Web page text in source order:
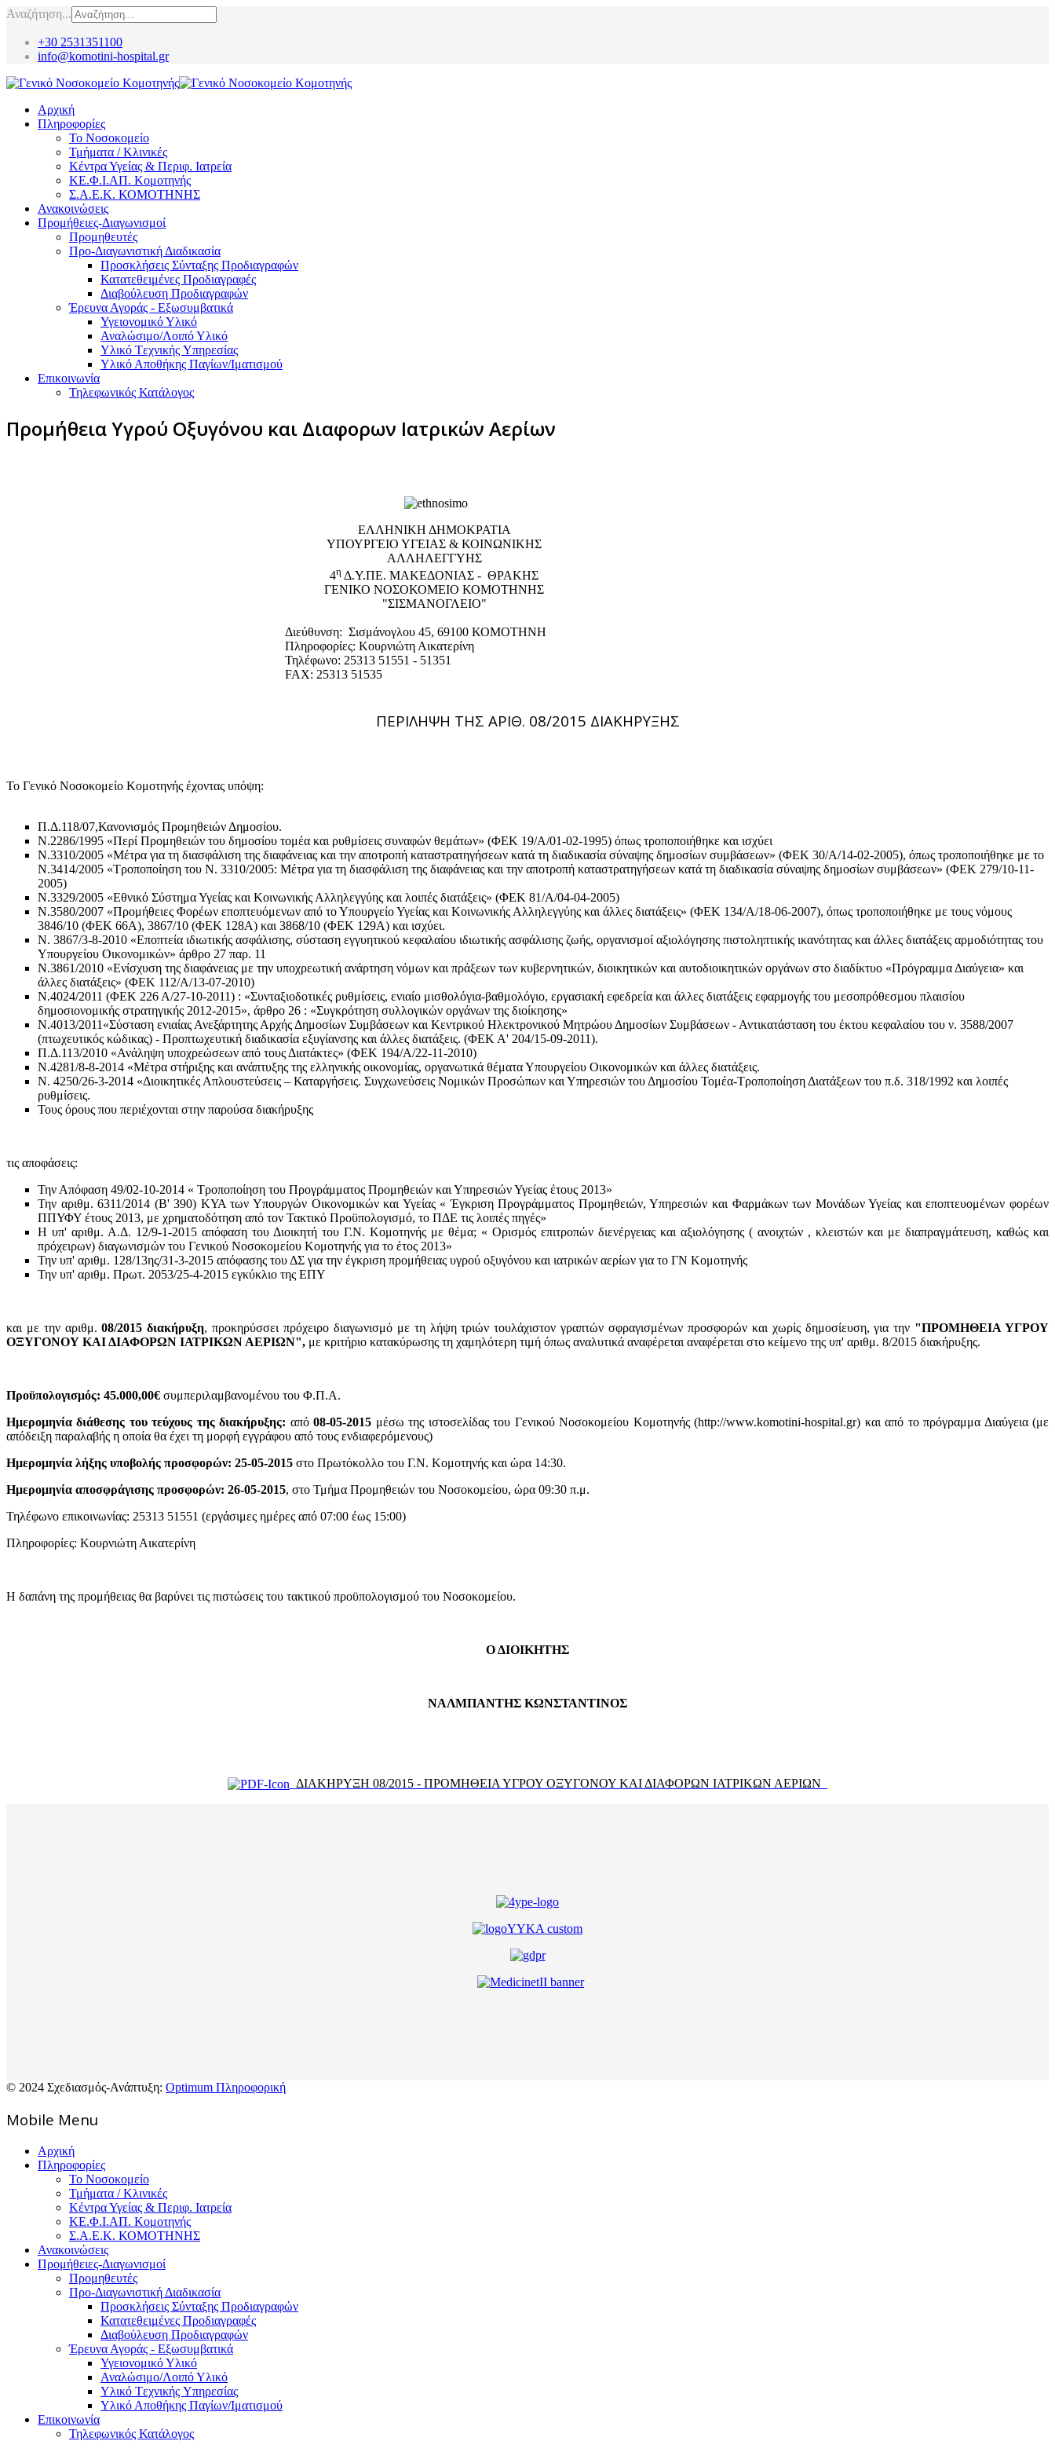
Αναζήτηση...
+30 2531351100
info@komotini-hospital.gr
Αρχική
Πληροφορίες
Το Νοσοκομείο
Τμήματα / Κλινικές
Κέντρα Υγείας & Περιφ. Ιατρεία
ΚΕ.Φ.Ι.ΑΠ. Κομοτηνής
Σ.Α.Ε.Κ. ΚΟΜΟΤΗΝΗΣ
Ανακοινώσεις
Προμήθειες-Διαγωνισμοί
Προμηθευτές
Προ-Διαγωνιστική Διαδικασία
Προσκλήσεις Σύνταξης Προδιαγραφών
Κατατεθειμένες Προδιαγραφές
Διαβούλευση Προδιαγραφών
Έρευνα Αγοράς - Εξωσυμβατικά
Υγειονομικό Υλικό
Αναλώσιμο/Λοιπό Υλικό
Υλικό Tεχνικής Yπηρεσίας
Υλικό Αποθήκης Παγίων/Ιματισμού
Επικοινωνία
Τηλεφωνικός Κατάλογος
Προμήθεια Υγρού Οξυγόνου και Διαφορων Ιατρικών Αερίων
EΛΛΗΝΙΚΗ ΔΗΜΟΚΡΑΤΙΑ
ΥΠΟΥΡΓΕΙΟ ΥΓΕΙΑΣ & ΚΟΙΝΩΝΙΚΗΣ
ΑΛΛΗΛΕΓΓΥΗΣ
4η Δ.Υ.ΠΕ. ΜΑΚΕΔΟΝΙΑΣ - ΘΡΑΚΗΣ
ΓΕΝΙΚΟ NΟΣΟΚΟΜΕΙΟ ΚΟΜΟΤΗΝΗΣ
"ΣΙΣΜΑΝΟΓΛΕΙΟ"
Διεύθυνση: Σισμάνογλου 45, 69100 ΚΟΜΟΤΗΝΗ
Πληροφορίες: Κουρνιώτη Αικατερίνη
Τηλέφωνο: 25313 51551 - 51351
FAX: 25313 51535
ΠΕΡΙΛΗΨΗ ΤΗΣ ΑΡΙΘ. 08/2015 ΔΙΑΚΗΡΥΞΗΣ
Το Γενικό Νοσοκομείο Κομοτηνής έχοντας υπόψη:
Π.Δ.118/07,Κανονισμός Προμηθειών Δημοσίου.
Ν.2286/1995 «Περί Προμηθειών του δημοσίου τομέα και ρυθμίσεις συναφών θεμάτων» (ΦΕΚ 19/Α/01-02-1995) όπως τροποποιήθηκε και ισχύει
Ν.3310/2005 «Μέτρα για τη διασφάλιση της διαφάνειας και την αποτροπή καταστρατηγήσεων κατά τη διαδικασία σύναψης δημοσίων συμβάσεων» (ΦΕΚ 30/Α/14-02-2005), όπως τροποποιήθηκε με το
Ν.3414/2005 «Τροποποίηση του Ν. 3310/2005: Μέτρα για τη διασφάλιση της διαφάνειας και την αποτροπή καταστρατηγήσεων κατά τη διαδικασία σύναψης δημοσίων συμβάσεων» (ΦΕΚ 279/10-11-
2005)
Ν.3329/2005 «Εθνικό Σύστημα Υγείας και Κοινωνικής Αλληλεγγύης και λοιπές διατάξεις» (ΦΕΚ 81/Α/04-04-2005)
Ν.3580/2007 «Προμήθειες Φορέων εποπτευόμενων από το Υπουργείο Υγείας και Κοινωνικής Αλληλεγγύης και άλλες διατάξεις» (ΦΕΚ 134/Α/18-06-2007), όπως τροποποιήθηκε με τους νόμους
3846/10 (ΦΕΚ 66Α), 3867/10 (ΦΕΚ 128Α) και 3868/10 (ΦΕΚ 129Α) και ισχύει.
Ν. 3867/3-8-2010 «Εποπτεία ιδιωτικής ασφάλισης, σύσταση εγγυητικού κεφαλαίου ιδιωτικής ασφάλισης ζωής, οργανισμοί αξιολόγησης πιστοληπτικής ικανότητας και άλλες διατάξεις αρμοδιότητας του
Υπουργείου Οικονομικών» άρθρο 27 παρ. 11
Ν.3861/2010 «Ενίσχυση της διαφάνειας με την υποχρεωτική ανάρτηση νόμων και πράξεων των κυβερνητικών, διοικητικών και αυτοδιοικητικών οργάνων στο διαδίκτυο «Πρόγραμμα Διαύγεια» και
άλλες διατάξεις» (ΦΕΚ 112/Α/13-07-2010)
Ν.4024/2011 (ΦΕΚ 226 Α/27-10-2011) : «Συνταξιοδοτικές ρυθμίσεις, ενιαίο μισθολόγια-βαθμολόγιο, εργασιακή εφεδρεία και άλλες διατάξεις εφαρμογής του μεσοπρόθεσμου πλαισίου
δημοσιονομικής στρατηγικής 2012-2015», άρθρο 26 : «Συγκρότηση συλλογικών οργάνων της διοίκησης»
Ν.4013/2011«Σύσταση ενιαίας Ανεξάρτητης Αρχής Δημοσίων Συμβάσεων και Κεντρικού Ηλεκτρονικού Μητρώου Δημοσίων Συμβάσεων - Αντικατάσταση του έκτου κεφαλαίου του ν. 3588/2007
(πτωχευτικός κώδικας) - Προπτωχευτική διαδικασία εξυγίανσης και άλλες διατάξεις. (ΦΕΚ Α' 204/15-09-2011).
Π.Δ.113/2010 «Ανάληψη υποχρεώσεων από τους Διατάκτες» (ΦΕΚ 194/Α/22-11-2010)
Ν.4281/8-8-2014 «Μέτρα στήριξης και ανάπτυξης της ελληνικής οικονομίας, οργανωτικά θέματα Υπουργείου Οικονομικών και άλλες διατάξεις.
Ν. 4250/26-3-2014 «Διοικητικές Απλουστεύσεις – Καταργήσεις. Συγχωνεύσεις Νομικών Προσώπων και Υπηρεσιών του Δημοσίου Τομέα-Τροποποίηση Διατάξεων του π.δ. 318/1992 και λοιπές
ρυθμίσεις.
Τους όρους που περιέχονται στην παρούσα διακήρυξης
τις αποφάσεις:
Την Απόφαση 49/02-10-2014 « Τροποποίηση του Προγράμματος Προμηθειών και Υπηρεσιών Υγείας έτους 2013»
Την αριθμ. 6311/2014 (Β' 390) ΚΥΑ των Υπουργών Οικονομικών και Υγείας « Έγκριση Προγράμματος Προμηθειών, Υπηρεσιών και Φαρμάκων των Μονάδων Υγείας και εποπτευομένων φορέων
ΠΠΥΦΥ έτους 2013, με χρηματοδότηση από τον Τακτικό Προϋπολογισμό, το ΠΔΕ τις λοιπές πηγές»
Η υπ' αριθμ. Α.Δ. 12/9-1-2015 απόφαση του Διοικητή του Γ.Ν. Κομοτηνής με θέμα; « Ορισμός επιτροπών διενέργειας και αξιολόγησης ( ανοιχτών , κλειστών και με διαπραγμάτευση, καθώς και
πρόχειρων) διαγωνισμών του Γενικού Νοσοκομείου Κομοτηνής για το έτος 2013»
Την υπ' αριθμ. 128/13ης/31-3-2015 απόφασης του ΔΣ για την έγκριση προμήθειας υγρού οξυγόνου και ιατρικών αερίων για το ΓΝ Κομοτηνής
Την υπ' αριθμ. Πρωτ. 2053/25-4-2015 εγκύκλιο της ΕΠΥ
και με την αριθμ.08/2015 διακήρυξη, προκηρύσσει πρόχειρο διαγωνισμό με τη λήψη τριών τουλάχιστον γραπτών σφραγισμένων προσφορών και χωρίς δημοσίευση, για την "ΠΡΟΜΗΘΕΙΑ ΥΓΡΟΥ
ΟΞΥΓΟΝΟΥ ΚΑΙ ΔΙΑΦΟΡΩΝ ΙΑΤΡΙΚΩΝ ΑΕΡΙΩΝ", με κριτήριο κατακύρωσης τη χαμηλότερη τιμή όπως αναλυτικά αναφέρεται αναφέρεται στο κείμενο της υπ' αριθμ. 8/2015 διακήρυξης.
Προϋπολογισμός: 45.000,00€ συμπεριλαμβανομένου του Φ.Π.Α.
Ημερομηνία διάθεσης του τεύχους της διακήρυξης: από08-05-2015 μέσω της ιστοσελίδας του Γενικού Νοσοκομείου Κομοτηνής (http://www.komotini-hospital.gr) και από το πρόγραμμα Διαύγεια (με
απόδειξη παραλαβής η οποία θα έχει τη μορφή εγγράφου από τους ενδιαφερόμενους)
Ημερομηνία λήξης υποβολής προσφορών: 25-05-2015 στο Πρωτόκολλο του Γ.Ν. Κομοτηνής και ώρα 14:30.
Ημερομηνία αποσφράγισης προσφορών: 26-05-2015, στο Τμήμα Προμηθειών του Νοσοκομείου, ώρα 09:30 π.μ.
Τηλέφωνο επικοινωνίας: 25313 51551 (εργάσιμες ημέρες από 07:00 έως 15:00)
Πληροφορίες: Κουρνιώτη Αικατερίνη
Η δαπάνη της προμήθειας θα βαρύνει τις πιστώσεις του τακτικού προϋπολογισμού του Νοσοκομείου.
Ο ΔΙΟΙΚΗΤΗΣ
ΝΑΛΜΠΑΝΤΗΣ ΚΩΝΣΤΑΝΤΙΝΟΣ
ΔΙΑΚΗΡΥΞΗ 08/2015 - ΠΡΟΜΗΘΕΙΑ ΥΓΡΟΥ ΟΞΥΓΟΝΟΥ ΚΑΙ ΔΙΑΦΟΡΩΝ ΙΑΤΡΙΚΩΝ ΑΕΡΙΩΝ
© 2024 Σχεδιασμός-Ανάπτυξη: Optimum Πληροφορική
Mοbile Menu
Αρχική
Πληροφορίες
Το Νοσοκομείο
Τμήματα / Κλινικές
Κέντρα Υγείας & Περιφ. Ιατρεία
ΚΕ.Φ.Ι.ΑΠ. Κομοτηνής
Σ.Α.Ε.Κ. ΚΟΜΟΤΗΝΗΣ
Ανακοινώσεις
Προμήθειες-Διαγωνισμοί
Προμηθευτές
Προ-Διαγωνιστική Διαδικασία
Προσκλήσεις Σύνταξης Προδιαγραφών
Κατατεθειμένες Προδιαγραφές
Διαβούλευση Προδιαγραφών
Έρευνα Αγοράς - Εξωσυμβατικά
Υγειονομικό Υλικό
Αναλώσιμο/Λοιπό Υλικό
Υλικό Tεχνικής Yπηρεσίας
Υλικό Αποθήκης Παγίων/Ιματισμού
Επικοινωνία
Τηλεφωνικός Κατάλογος